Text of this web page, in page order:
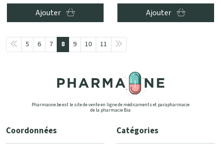
Ajouter Ajouter
5 6 7 8 9 10 11
Pharmaone.be est le site de vente en ligne de médicaments et parapharmacie
de la pharmacie Bia
Coordonnées Catégories